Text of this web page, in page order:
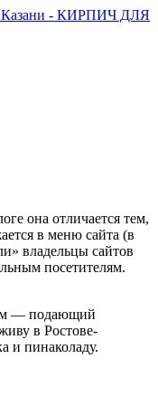
она отличается тем,
в меню сайта (в
владельцы сайтов
посетителям.
— подающий
в Ростове-
и пинаколаду.